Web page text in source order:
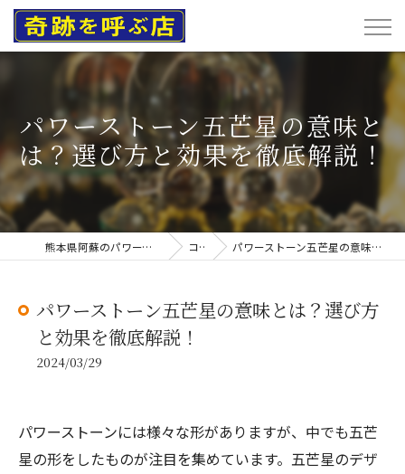
パワーストーン五芒星の意味と
は？選び方と効果を徹底解説！
熊本県阿蘇のパワーストーンなら奇跡を呼ぶ店 コラム パワーストーン五芒星の意味とは？選び方と効果を徹底解説！
パワーストーン五芒星の意味とは？選び方
と効果を徹底解説！
2024/03/29
パワーストーンには様々な形がありますが、中でも五芒
星の形をしたものが注目を集めています。五芒星のデザ